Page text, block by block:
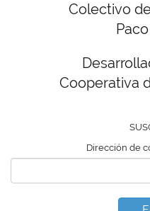
Colectivo
Cooperativa
Dirección de